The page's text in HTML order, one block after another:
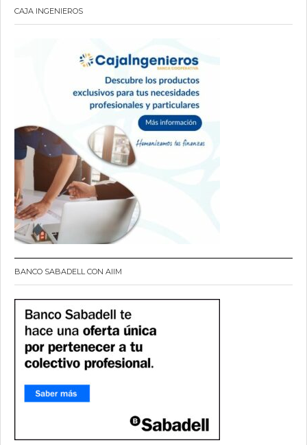
CAJA INGENIEROS
BANCO SABADELL CON AIIM